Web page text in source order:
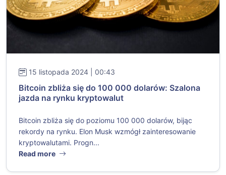
15 listopada 2024 | 00:43
Bitcoin zbliża się do 100 000 dolarów: Szalona
jazda na rynku kryptowalut
Bitcoin zbliża się do poziomu 100 000 dolarów, bijąc
rekordy na rynku. Elon Musk wzmógł zainteresowanie
kryptowalutami. Progn...
Read more